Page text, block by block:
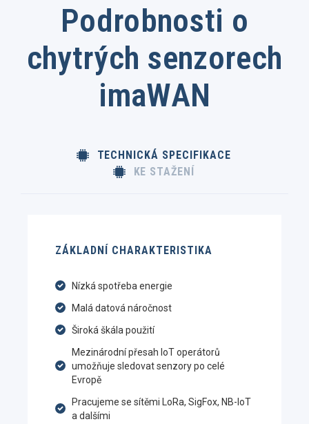
Podrobnosti o
chytrých senzorech
imaWAN
TECHNICKÁ SPECIFIKACE
KE STAŽENÍ
ZÁKLADNÍ CHARAKTERISTIKA
Nízká spotřeba energie
Malá datová náročnost
Široká škála použití
Mezinárodní přesah IoT operátorů
umožňuje sledovat senzory po celé
Evropě
Pracujeme se sítěmi LoRa, SigFox, NB-IoT
a dalšími